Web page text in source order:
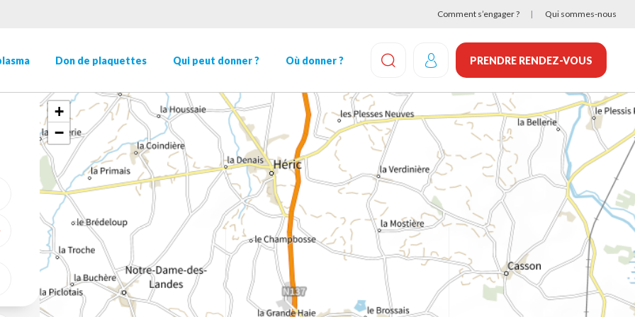
Comment s’engager ? Qui sommes-nous
Don de plaquettes Qui peut donner ? Où donner ?
EFFECTUEZ UNE RECHERCHE
PRENDRE RENDEZ-VOUS
GÉOLOCALISER
+
−